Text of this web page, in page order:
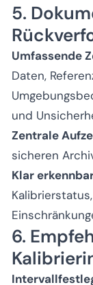
5.
Umfassende
Daten,
und
Zentrale
sicheren
Klar
6.